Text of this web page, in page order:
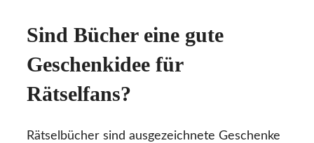
Sind Bücher eine gute
Geschenkidee für
Rätselfans?
Rätselbücher sind ausgezeichnete Geschenke